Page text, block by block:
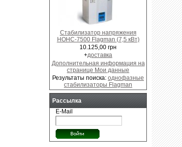
Стабилизатор напряжения
НОНС-7500 Flagman (7,5 кВт)
10.125,00 грн
+доставка
Дополнительная информация на
странице Мои данные
Результаты поиска: однофазные
стабилизаторы Flagman
Рассылка
E-Mail